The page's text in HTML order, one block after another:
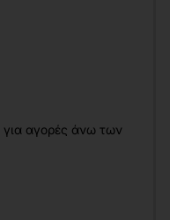
αγορές άνω των